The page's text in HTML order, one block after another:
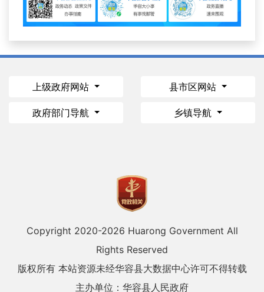
上级政府网站 县市区网站
政府部门导航 乡镇导航
Copyright 2020-2026 Huarong Government All
Rights Reserved
版权所有 本站资源未经华容县大数据中心许可不得转载
主办单位：华容县人民政府